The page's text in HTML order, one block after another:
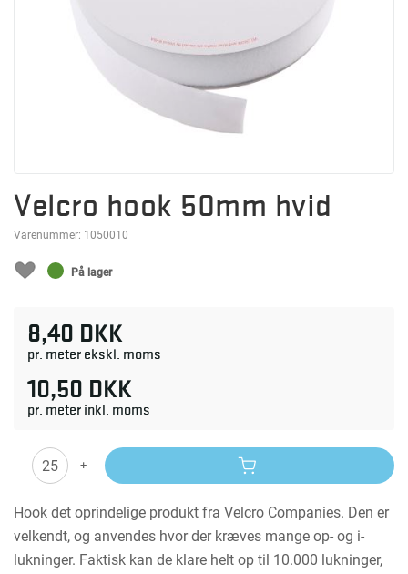
Velcro hook 50mm hvid
Varenummer: 1050010
På lager
8,40 DKK
pr. meter ekskl. moms
10,50 DKK
pr. meter inkl. moms
- +
Hook det oprindelige produkt fra Velcro Companies. Den er
velkendt, og anvendes hvor der kræves mange op- og i-
lukninger. Faktisk kan de klare helt op til 10.000 lukninger,